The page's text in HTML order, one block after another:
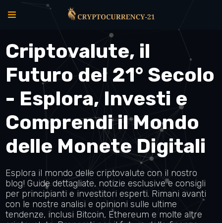
Criptovalute, il
Futuro del 21° Secolo
- Esplora, Investi e
Comprendi il Mondo
delle Monete Digitali
Esplora il mondo delle criptovalute con il nostro
blog! Guide dettagliate, notizie esclusive e consigli
per principianti e investitori esperti. Rimani avanti
con le nostre analisi e opinioni sulle ultime
tendenze, inclusi Bitcoin, Ethereum e molte altre